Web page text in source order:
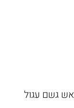
גשם עגול